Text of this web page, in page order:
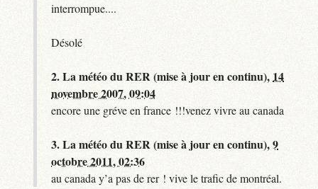
interrompue....
Désolé
2.La météo du RER (mise à jour en continu), 14
novembre 2007, 09:04
encore une gréve en france !!!venez vivre au canada
3.La météo du RER (mise à jour en continu),9
octobre 2011, 02:36
au canada y’a pas de rer ! vive le trafic de montréal.